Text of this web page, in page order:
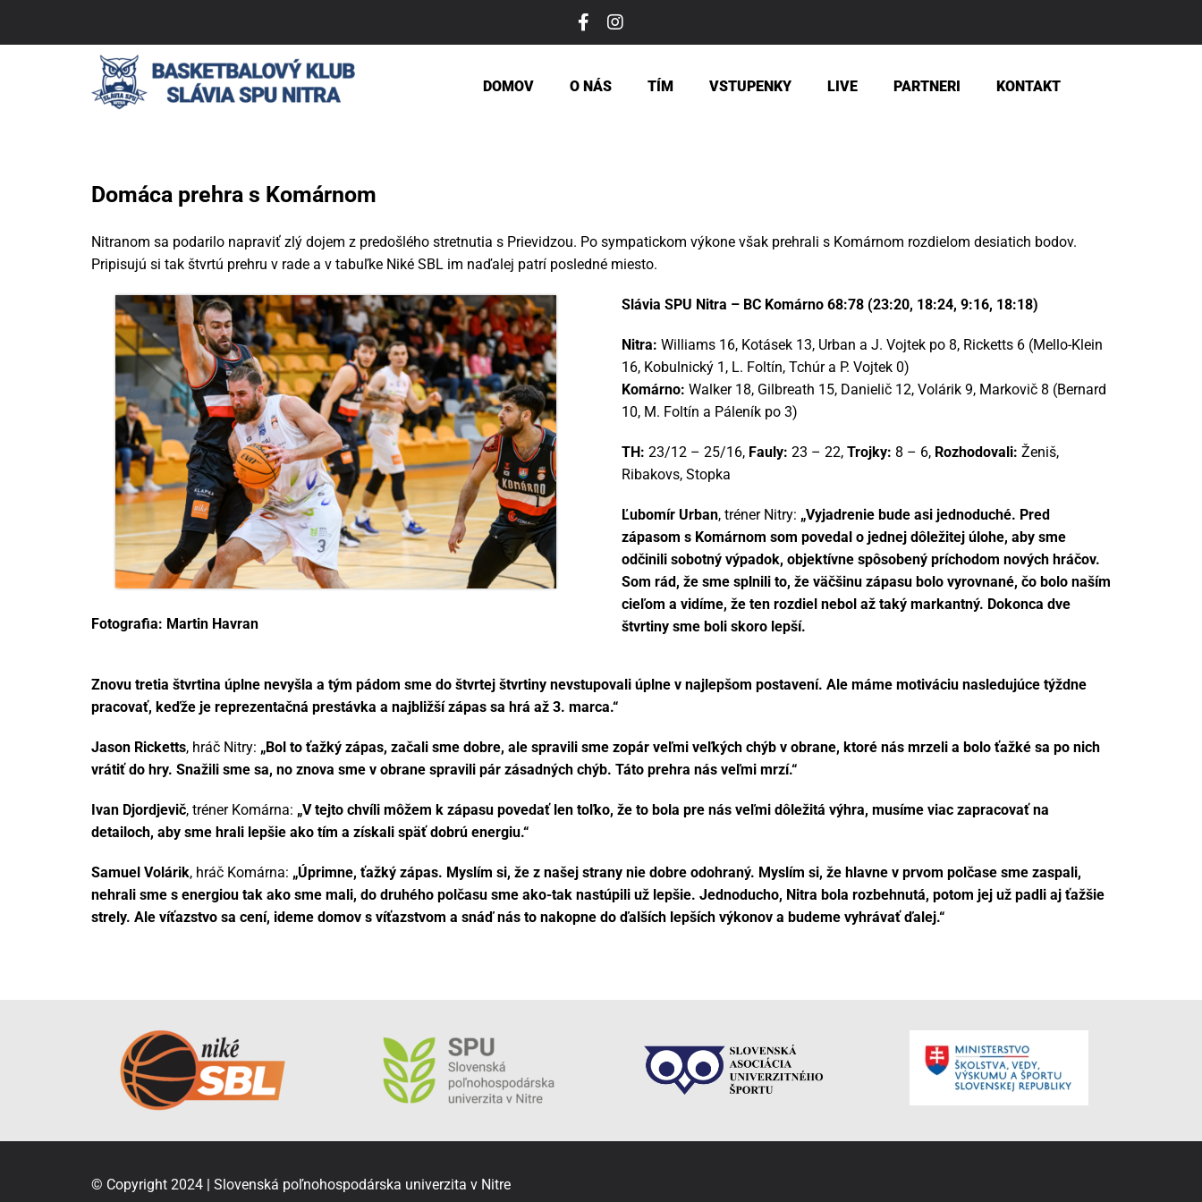
DOMOV
O NÁS TÍM VSTUPENKY LIVE PARTNERI KONTAKT
Domáca prehra s Komárnom
Nitranom sa podarilo napraviť zlý dojem z predošlého stretnutia s Prievidzou. Po sympatickom výkone však prehrali s Komárnom rozdielom desiatich bodov.
Pripisujú si tak štvrtú prehru v rade a v tabuľke Niké SBL im naďalej patrí posledné miesto.
Fotografia: Martin Havran
Slávia SPU Nitra – BC Komárno 68:78 (23:20, 18:24, 9:16, 18:18)
Nitra: Williams 16, Kotásek 13, Urban a J. Vojtek po 8, Ricketts 6 (Mello-Klein
16, Kobulnický 1, L. Foltín, Tchúr a P. Vojtek 0)
Komárno: Walker 18, Gilbreath 15, Danielič 12, Volárik 9, Markovič 8 (Bernard
10, M. Foltín a Páleník po 3)
TH: 23/12 – 25/16, Fauly: 23 – 22, Trojky: 8 – 6, Rozhodovali: Ženiš,
Ribakovs, Stopka
Ľubomír Urban, tréner Nitry: „Vyjadrenie bude asi jednoduché. Pred
zápasom s Komárnom som povedal o jednej dôležitej úlohe, aby sme
odčinili sobotný výpadok, objektívne spôsobený príchodom nových hráčov.
Som rád, že sme splnili to, že väčšinu zápasu bolo vyrovnané, čo bolo naším
cieľom a vidíme, že ten rozdiel nebol až taký markantný. Dokonca dve
štvrtiny sme boli skoro lepší.
Znovu tretia štvrtina úplne nevyšla a tým pádom sme do štvrtej štvrtiny nevstupovali úplne v najlepšom postavení. Ale máme motiváciu nasledujúce týždne
pracovať, keďže je reprezentačná prestávka a najbližší zápas sa hrá až 3. marca.“
Jason Ricketts, hráč Nitry: „Bol to ťažký zápas, začali sme dobre, ale spravili sme zopár veľmi veľkých chýb v obrane, ktoré nás mrzeli a bolo ťažké sa po nich
vrátiť do hry. Snažili sme sa, no znova sme v obrane spravili pár zásadných chýb. Táto prehra nás veľmi mrzí.“
Ivan Djordjevič, tréner Komárna: „V tejto chvíli môžem k zápasu povedať len toľko, že to bola pre nás veľmi dôležitá výhra, musíme viac zapracovať na
detailoch, aby sme hrali lepšie ako tím a získali späť dobrú energiu.“
Samuel Volárik, hráč Komárna: „Úprimne, ťažký zápas. Myslím si, že z našej strany nie dobre odohraný. Myslím si, že hlavne v prvom polčase sme zaspali,
nehrali sme s energiou tak ako sme mali, do druhého polčasu sme ako-tak nastúpili už lepšie. Jednoducho, Nitra bola rozbehnutá, potom jej už padli aj ťažšie
strely. Ale víťazstvo sa cení, ideme domov s víťazstvom a snáď nás to nakopne do ďalších lepších výkonov a budeme vyhrávať ďalej.“
© Copyright 2024 | Slovenská poľnohospodárska univerzita v Nitre